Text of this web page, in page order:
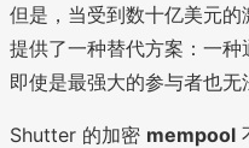
但是，当受到数十亿美元
提供了一种替代方案：一
即使是最强大的参与者也无
Shutter 的加密 mempool